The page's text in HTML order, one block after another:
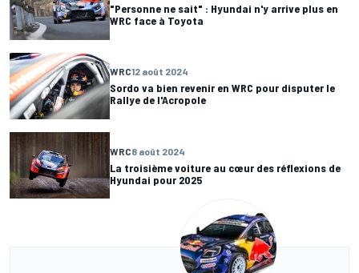
"Personne ne sait" : Hyundai n'y arrive plus en
WRC face à Toyota
WRC12 août 2024
Sordo va bien revenir en WRC pour disputer le
Rallye de l'Acropole
WRC8 août 2024
La troisième voiture au cœur des réflexions de
Hyundai pour 2025